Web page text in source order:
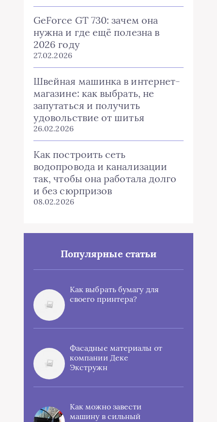
GeForce GT 730: зачем она
нужна и где ещё полезна в
2026 году
27.02.2026
Швейная машинка в интернет-
магазине: как выбрать, не
запутаться и получить
удовольствие от шитья
26.02.2026
Как построить сеть
водопровода и канализации
так, чтобы она работала долго
и без сюрпризов
08.02.2026
Популярные статьи
Как выбрать бумагу для
своего принтера?
Фасадные материалы от
компании Деке
Экстружн
Как можно завести
машину в сильный